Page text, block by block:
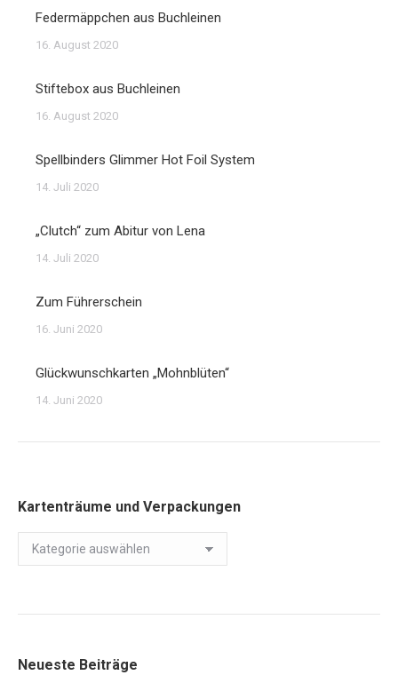
Federmäppchen aus Buchleinen
16. August 2020
Stiftebox aus Buchleinen
16. August 2020
Spellbinders Glimmer Hot Foil System
14. Juli 2020
„Clutch“ zum Abitur von Lena
14. Juli 2020
Zum Führerschein
16. Juni 2020
Glückwunschkarten „Mohnblüten“
14. Juni 2020
Kartenträume und Verpackungen
Kartenträume
und
Neueste Beiträge